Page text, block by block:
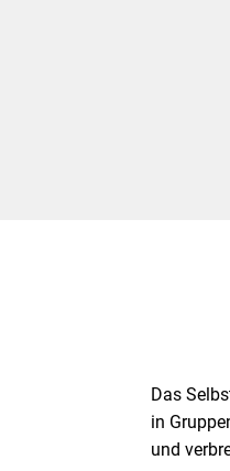
Das
in
und